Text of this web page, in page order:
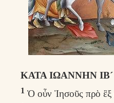
ΚΑΤΑ ΙΩΑΝΝΗΝ ΙΒ´
1 Ὁ οὖν Ἰησοῦς πρὸ